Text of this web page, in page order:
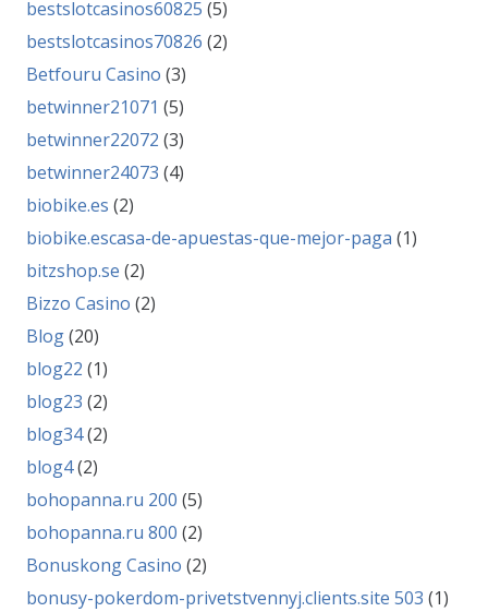
bestslotcasinos60825 (5)
bestslotcasinos70826 (2)
Betfouru Casino (3)
betwinner21071 (5)
betwinner22072 (3)
betwinner24073 (4)
biobike.es (2)
biobike.escasa-de-apuestas-que-mejor-paga (1)
bitzshop.se (2)
Bizzo Casino (2)
Blog(20)
blog22 (1)
blog23 (2)
blog34(2)
blog4(2)
bohopanna.ru 200 (5)
bohopanna.ru 800 (2)
Bonuskong Casino (2)
bonusy-pokerdom-privetstvennyj.clients.site 503 (1)